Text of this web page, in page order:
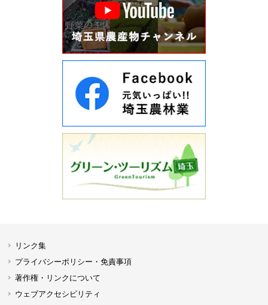
リンク集
プライバシーポリシー・免責事項
著作権・リンクについて
ウェブアクセシビリティ